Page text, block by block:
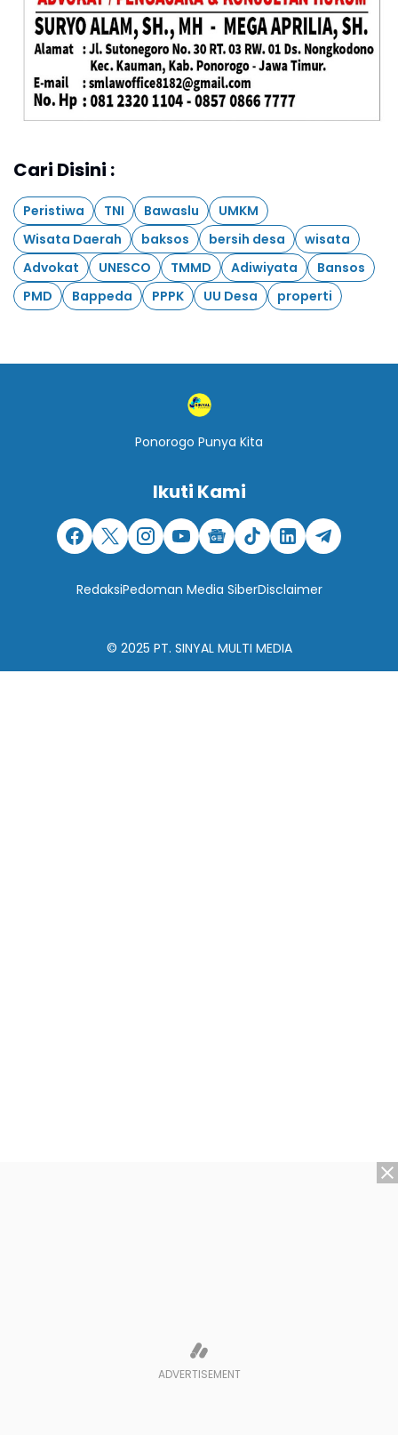
Cari Disini :
Peristiwa TNI Bawaslu
UMKM
Wisata Daerah
baksos bersih desa
wisata
Advokat
UNESCO TMMD Adiwiyata
Bansos
PMD
Bappeda PPPK UU Desa properti
Ponorogo Punya Kita
Ikuti Kami
RedaksiPedoman Media SiberDisclaimer
© 2025 PT. SINYAL MULTI MEDIA